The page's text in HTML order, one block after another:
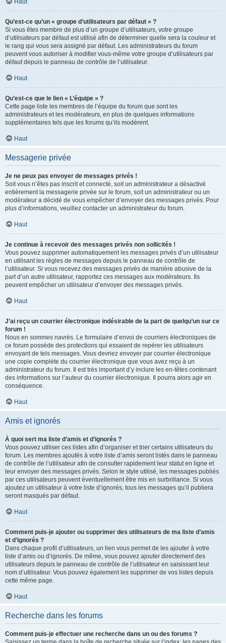
Haut
Qu’est-ce qu’un « groupe d’utilisateurs par défaut » ?
Si vous êtes membre de plus d’un groupe d’utilisateurs, votre groupe
d’utilisateurs par défaut est utilisé afin de déterminer quelle sera la couleur et
le rang qui vous sera assigné par défaut. Les administrateurs du forum
peuvent vous autoriser à modifier vous-même votre groupe d’utilisateurs par
défaut depuis le panneau de contrôle de l’utilisateur.
Haut
Qu’est-ce que le lien « L’équipe » ?
Cette page liste les membres de l’équipe du forum que sont les
administrateurs et les modérateurs, en plus de quelques informations
supplémentaires tels que les forums qu’ils modèrent.
Haut
Messagerie privée
Je ne peux pas envoyer de messages privés !
Soit vous n’êtes pas inscrit et connecté, soit un administrateur a désactivé
entièrement la messagerie privée sur le forum, soit un administrateur ou un
modérateur a décidé de vous empêcher d’envoyer des messages privés. Pour
plus d’informations, veuillez contacter un administrateur du forum.
Haut
Je continue à recevoir des messages privés non sollicités !
Vous pouvez supprimer automatiquement les messages privés d’un utilisateur
en utilisant les règles de messages depuis le panneau de contrôle de
l’utilisateur. Si vous recevez des messages privés de manière abusive de la
part d’un autre utilisateur, rapportez ces messages aux modérateurs. Ils
peuvent empêcher un utilisateur d’envoyer des messages privés.
Haut
J’ai reçu un courrier électronique indésirable de la part de quelqu’un sur ce
forum !
Nous en sommes navrés. Le formulaire d’envoi de courriers électroniques de
ce forum possède des protections qui essaient de repérer les utilisateurs
envoyant de tels messages. Vous devriez envoyer par courrier électronique
une copie complète du courrier électronique que vous avez reçu à un
administrateur du forum. Il est très important d’y inclure les en-têtes contenant
des informations sur l’auteur du courrier électronique. Il pourra alors agir en
conséquence.
Haut
Amis et ignorés
À quoi sert ma liste d’amis et d’ignorés ?
Vous pouvez utiliser ces listes afin d’organiser et trier certains utilisateurs du
forum. Les membres ajoutés à votre liste d’amis seront listés dans le panneau
de contrôle de l’utilisateur afin de consulter rapidement leur statut en ligne et
leur envoyer des messages privés. Selon le style utilisé, les messages publiés
par ces utilisateurs peuvent éventuellement être mis en surbrillance. Si vous
ajoutez un utilisateur à votre liste d’ignorés, tous les messages qu’il publiera
seront masqués par défaut.
Haut
Comment puis-je ajouter ou supprimer des utilisateurs de ma liste d’amis
et d’ignorés ?
Dans chaque profil d’utilisateurs, un lien vous permet de les ajouter à votre
liste d’amis ou d’ignorés. De même, vous pouvez ajouter directement des
utilisateurs depuis le panneau de contrôle de l’utilisateur en saisissant leur
nom d’utilisateur. Vous pouvez également les supprimer de vos listes depuis
cette même page.
Haut
Recherche dans les forums
Comment puis-je effectuer une recherche dans un ou des forums ?